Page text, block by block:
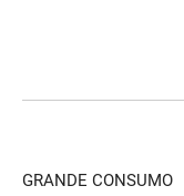
GRANDE CONSUMO